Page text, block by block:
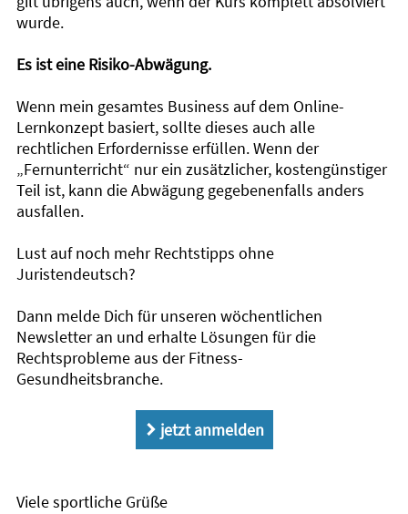
wurde.
Es ist eine Risiko-Abwägung.
Wenn mein gesamtes Business auf dem Online-
Lernkonzept basiert, sollte dieses auch alle
rechtlichen Erfordernisse erfüllen. Wenn der
„Fernunterricht“ nur ein zusätzlicher, kostengünstiger
Teil ist, kann die Abwägung gegebenenfalls anders
ausfallen.
Lust auf noch mehr Rechtstipps ohne
Juristendeutsch?
Dann melde Dich für unseren wöchentlichen
Newsletter an und erhalte Lösungen für die
Rechtsprobleme aus der Fitness-
Gesundheitsbranche.
d jetzt anmelden
Viele sportliche Grüße